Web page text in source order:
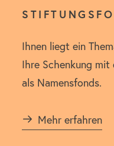
Ihnen liegt ein
Ihre Schenkung
als Namensfonds.
Mehr erfahren